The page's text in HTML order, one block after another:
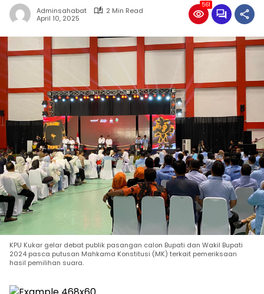
Adminsahabat
2 Min Read
April 10, 2025
561
KPU Kukar gelar debat publik pasangan calon Bupati dan Wakil Bupati
2024 pasca putusan Mahkama Konstitusi (MK) terkait pemeriksaan
hasil pemilihan suara.